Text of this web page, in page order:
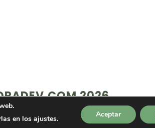
2026
en los ajustes. Aceptar